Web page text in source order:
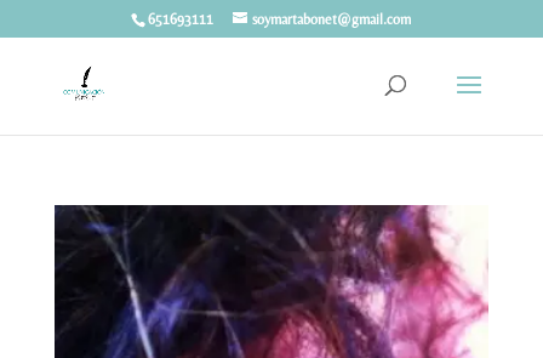
651693111 soymartabonet@gmail.com